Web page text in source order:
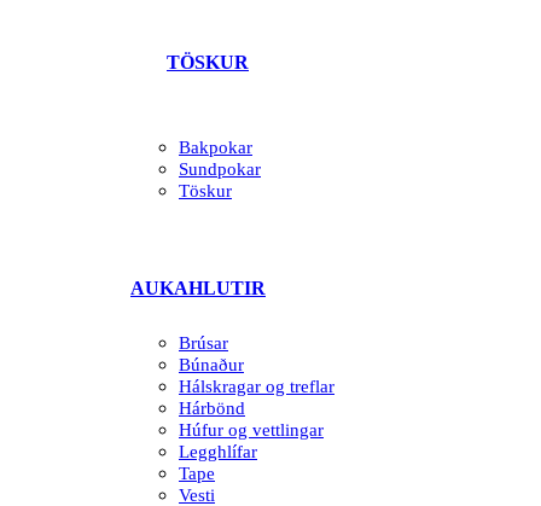
TÖSKUR
Bakpokar
Sundpokar
Töskur
AUKAHLUTIR
Brúsar
Búnaður
Hálskragar og treflar
Hárbönd
Húfur og vettlingar
Legghlífar
Tape
Vesti